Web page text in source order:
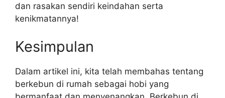
dan rasakan sendiri keindahan serta
kenikmatannya!
Kesimpulan
Dalam artikel ini, kita telah membahas tentang
berkebun di rumah sebagai hobi yang